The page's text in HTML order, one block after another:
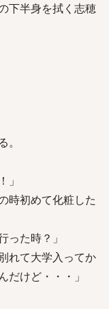
下半身を拭く志穂
」
時初めて化粧した
た時？」
れて大学入ってか
だけど・・・」